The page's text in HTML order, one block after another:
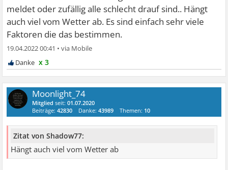
meldet oder zufällig alle schlecht drauf sind.. Hängt
auch viel vom Wetter ab. Es sind einfach sehr viele
Faktoren die das bestimmen.
19.04.2022 00:41 •
x 3
Moonlight_74
Mitglied seit:01.07.2020
Beiträge:42830 Danke:43989 Themen: 10
Zitat von Shadow77:
Hängt auch viel vom Wetter ab